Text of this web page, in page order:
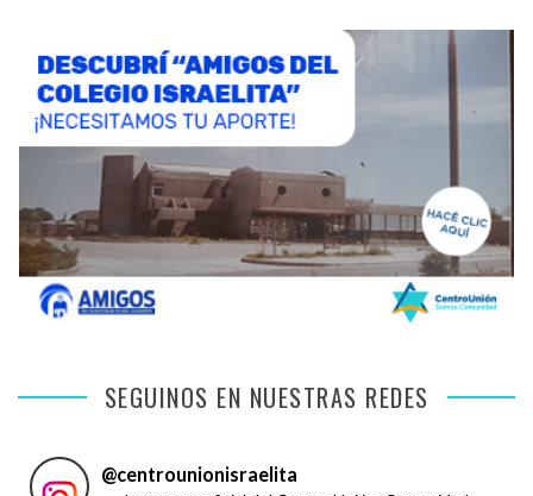
SEGUINOS EN NUESTRAS REDES
@centrounionisraelita